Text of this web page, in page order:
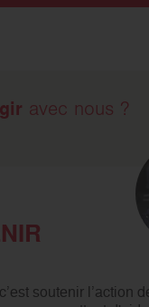
avec nous ?
soutenir l’action